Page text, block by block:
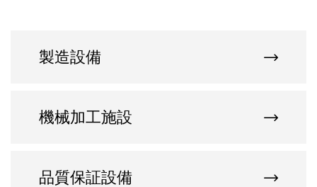
製造設備
機械加工施設
品質保証設備